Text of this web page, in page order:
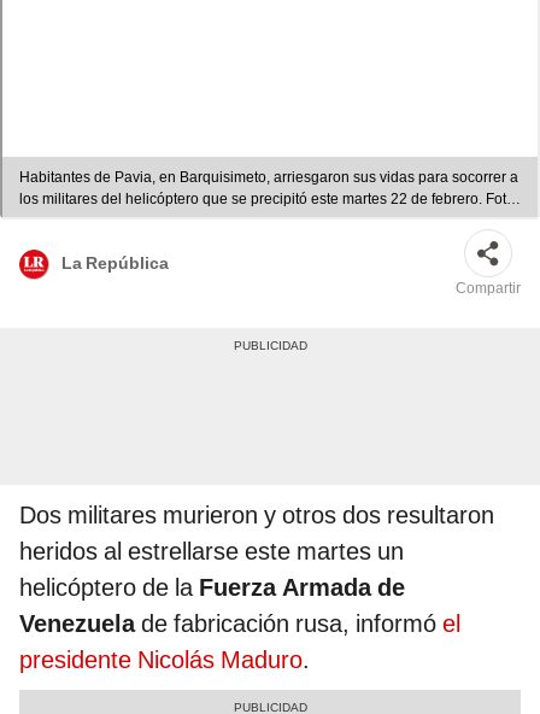
Habitantes de Pavia, en Barquisimeto, arriesgaron sus vidas para socorrer a
los militares del helicóptero que se precipitó este martes 22 de febrero. Foto:
composición/capturas de Twitter - Video: Twitter
La República
Compartir
Dos militares murieron y otros dos resultaron
heridos al estrellarse este martes un
helicóptero de la Fuerza Armada de
Venezuelade fabricación rusa, informó el
presidente Nicolás Maduro.